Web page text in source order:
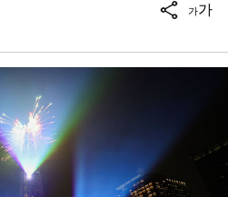
가가